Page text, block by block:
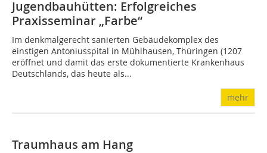
Jugendbauhütten: Erfolgreiches
Praxisseminar „Farbe“
Im denkmalgerecht sanierten Gebäudekomplex des
einstigen Antoniusspital in Mühlhausen, Thüringen (1207
eröffnet und damit das erste dokumentierte Krankenhaus
Deutschlands, das heute als...
mehr
Traumhaus am Hang